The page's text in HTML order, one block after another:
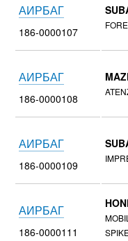
АИРБАГ
186-0000107
АИРБАГ
186-0000108
АИРБАГ
186-0000109
АИРБАГ
186-0000111